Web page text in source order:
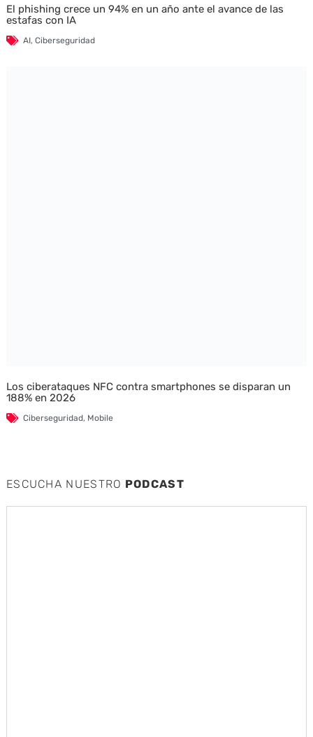
El phishing crece un 94% en un año ante el avance de las
estafas con IA
AI, Ciberseguridad
Los ciberataques NFC contra smartphones se disparan un
188% en 2026
Ciberseguridad, Mobile
ESCUCHA NUESTRO PODCAST